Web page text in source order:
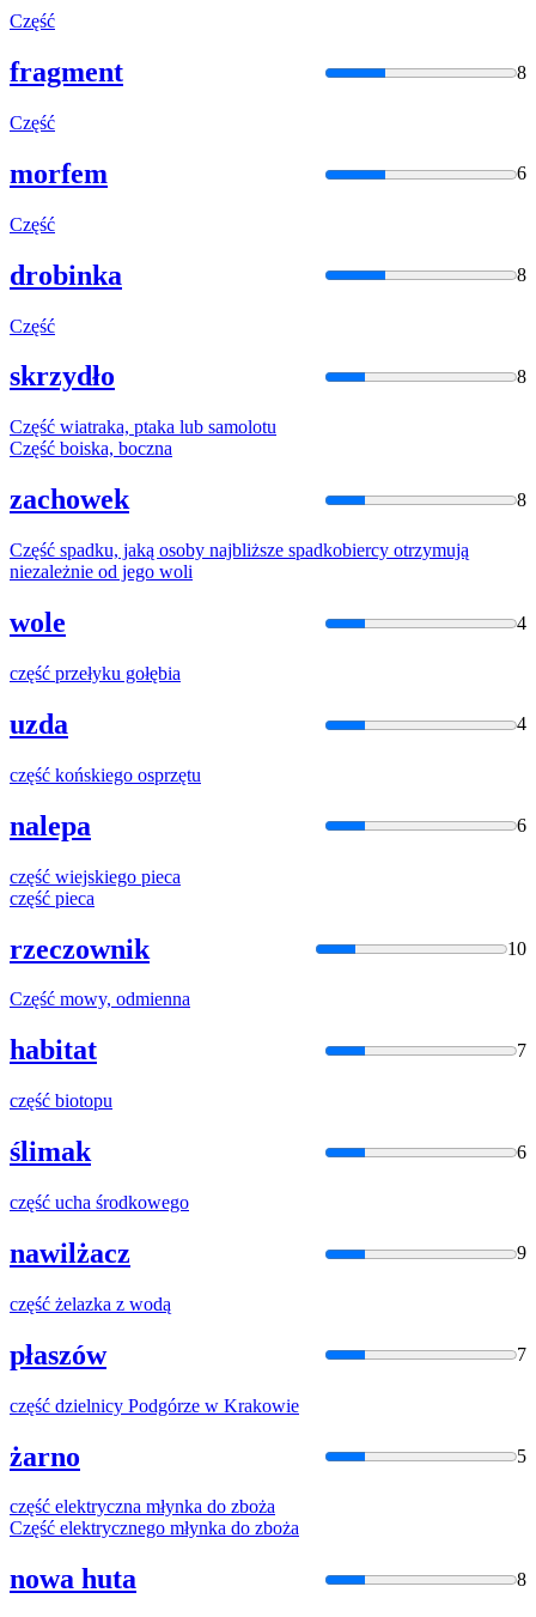
Część
fragment 8
Część
morfem 6
Część
drobinka 8
Część
skrzydło 8
Część wiatraka, ptaka lub samolotu
Część boiska, boczna
zachowek 8
Część spadku, jaką osoby najbliższe spadkobiercy otrzymują
niezależnie od jego woli
wole 4
część przełyku gołębia
uzda 4
część końskiego osprzętu
nalepa 6
część wiejskiego pieca
część pieca
rzeczownik 10
Część mowy, odmienna
habitat 7
część biotopu
ślimak 6
część ucha środkowego
nawilżacz 9
część żelazka z wodą
płaszów 7
część dzielnicy Podgórze w Krakowie
żarno 5
część elektryczna młynka do zboża
Część elektrycznego młynka do zboża
nowa huta 8